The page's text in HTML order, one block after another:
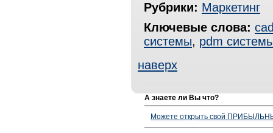
Рубрики: Маркетинг
Ключевые слова:
системы, pdm
наверх
А знаете ли Вы что?
Можете открыть свой